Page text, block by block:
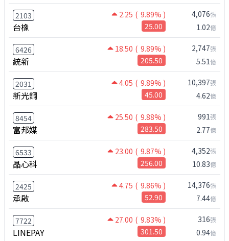
2103 2.25 ( 9.89% )
台橡 25.00
4,076張
1.02億
6426 18.50 ( 9.89% )
統新 205.50
2,747張
5.51億
2031 4.05 ( 9.89% )
新光鋼 45.00
10,397張
4.62億
8454 25.50 ( 9.88% )
富邦媒 283.50
991張
2.77億
6533 23.00 ( 9.87% )
晶心科 256.00
4,352張
10.83億
2425 4.75 ( 9.86% )
承啟 52.90
14,376張
7.44億
7722 27.00 ( 9.83% )
LINEPAY 301.50
316張
0.94億